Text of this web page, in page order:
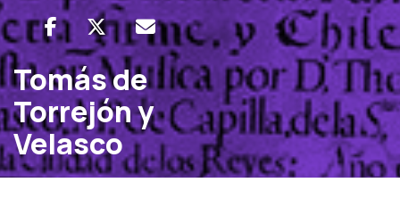
Tomás de
Torrejón y
Velasco